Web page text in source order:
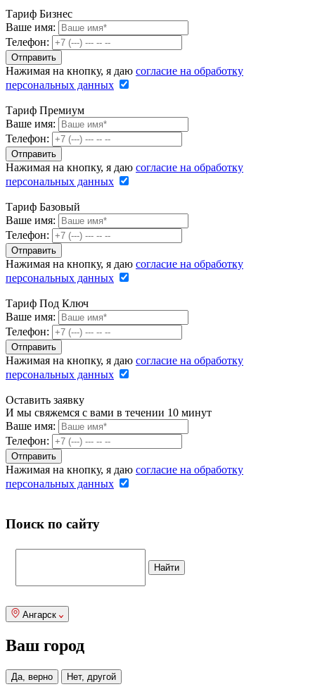
Тариф Бизнес
Ваше имя:
Телефон:
Нажимая на кнопку, я даю согласие на обработку
персональных данных
Тариф Премиум
Ваше имя:
Телефон:
Нажимая на кнопку, я даю согласие на обработку
персональных данных
Тариф Базовый
Ваше имя:
Телефон:
Нажимая на кнопку, я даю согласие на обработку
персональных данных
Тариф Под Ключ
Ваше имя:
Телефон:
Нажимая на кнопку, я даю согласие на обработку
персональных данных
Оставить заявку
И мы свяжемся с вами в течении 10 минут
Ваше имя:
Телефон:
Нажимая на кнопку, я даю согласие на обработку
персональных данных
Поиск по сайту
Ангарск
Ваш город
Да, верно Нет, другой